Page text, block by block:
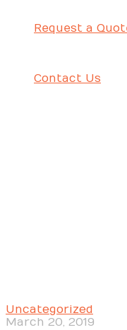
Request a
Contact Us
Uncategorized
March 20, 2019